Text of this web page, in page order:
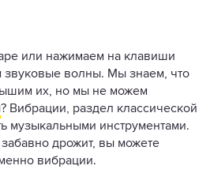
или нажимаем на клавиши
звуковые волны. Мы знаем, что
их, но мы не можем
? Вибрации, раздел классической
музыкальными инструментами.
дрожит, вы можете
вибрации.